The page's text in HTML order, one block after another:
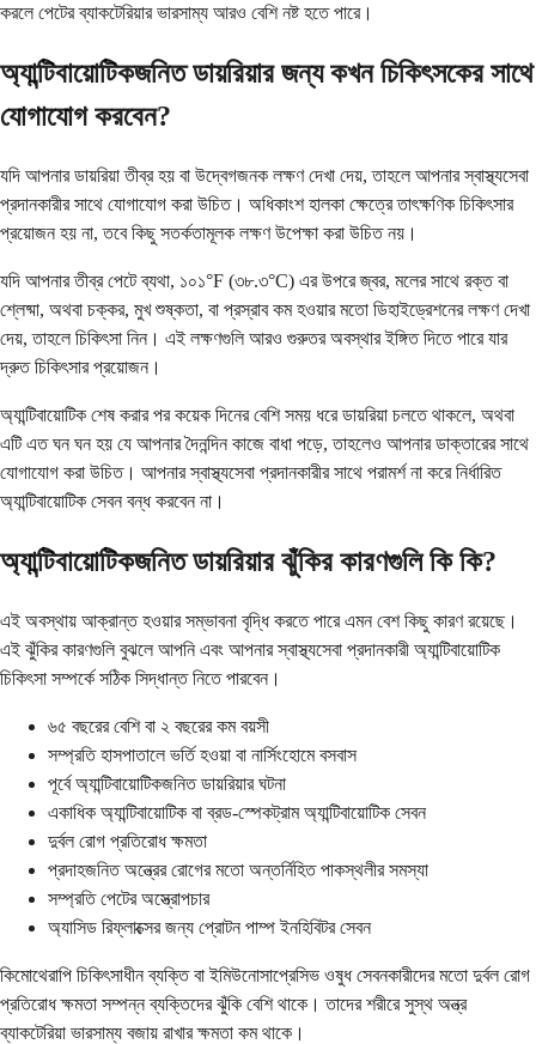
করলে পেটের ব্যাকটেরিয়ার ভারসাম্য আরও বেশি নষ্ট হতে পারে।
অ্যান্টিবায়োটিকজনিত ডায়রিয়ার জন্য কখন চিকিৎসকের সাথে
যোগাযোগ করবেন?
যদি আপনার ডায়রিয়া তীব্র হয় বা উদ্বেগজনক লক্ষণ দেখা দেয়, তাহলে আপনার স্বাস্থ্যসেবা
প্রদানকারীর সাথে যোগাযোগ করা উচিত। অধিকাংশ হালকা ক্ষেত্রে তাৎক্ষণিক চিকিৎসার
প্রয়োজন হয় না, তবে কিছু সতর্কতামূলক লক্ষণ উপেক্ষা করা উচিত নয়।
যদি আপনার তীব্র পেটে ব্যথা, ১০১°F (৩৮.৩°C) এর উপরে জ্বর, মলের সাথে রক্ত বা
শ্লেষ্মা, অথবা চক্কর, মুখ শুষ্কতা, বা প্রস্রাব কম হওয়ার মতো ডিহাইড্রেশনের লক্ষণ দেখা
দেয়, তাহলে চিকিৎসা নিন। এই লক্ষণগুলি আরও গুরুতর অবস্থার ইঙ্গিত দিতে পারে যার
দ্রুত চিকিৎসার প্রয়োজন।
অ্যান্টিবায়োটিক শেষ করার পর কয়েক দিনের বেশি সময় ধরে ডায়রিয়া চলতে থাকলে, অথবা
এটি এত ঘন ঘন হয় যে আপনার দৈনন্দিন কাজে বাধা পড়ে, তাহলেও আপনার ডাক্তারের সাথে
যোগাযোগ করা উচিত। আপনার স্বাস্থ্যসেবা প্রদানকারীর সাথে পরামর্শ না করে নির্ধারিত
অ্যান্টিবায়োটিক সেবন বন্ধ করবেন না।
অ্যান্টিবায়োটিকজনিত ডায়রিয়ার ঝুঁকির কারণগুলি কি কি?
এই অবস্থায় আক্রান্ত হওয়ার সম্ভাবনা বৃদ্ধি করতে পারে এমন বেশ কিছু কারণ রয়েছে।
এই ঝুঁকির কারণগুলি বুঝলে আপনি এবং আপনার স্বাস্থ্যসেবা প্রদানকারী অ্যান্টিবায়োটিক
চিকিৎসা সম্পর্কে সঠিক সিদ্ধান্ত নিতে পারবেন।
৬৫ বছরের বেশি বা ২ বছরের কম বয়সী
সম্প্রতি হাসপাতালে ভর্তি হওয়া বা নার্সিংহোমে বসবাস
পূর্বে অ্যান্টিবায়োটিকজনিত ডায়রিয়ার ঘটনা
একাধিক অ্যান্টিবায়োটিক বা ব্রড-স্পেকট্রাম অ্যান্টিবায়োটিক সেবন
দুর্বল রোগ প্রতিরোধ ক্ষমতা
প্রদাহজনিত অন্ত্রের রোগের মতো অন্তর্নিহিত পাকস্থলীর সমস্যা
সম্প্রতি পেটের অস্ত্রোপচার
অ্যাসিড রিফ্লাক্সের জন্য প্রোটন পাম্প ইনহিবিটর সেবন
কিমোথেরাপি চিকিৎসাধীন ব্যক্তি বা ইমিউনোসাপ্রেসিভ ওষুধ সেবনকারীদের মতো দুর্বল রোগ
প্রতিরোধ ক্ষমতা সম্পন্ন ব্যক্তিদের ঝুঁকি বেশি থাকে। তাদের শরীরে সুস্থ অন্ত্র
ব্যাকটেরিয়া ভারসাম্য বজায় রাখার ক্ষমতা কম থাকে।